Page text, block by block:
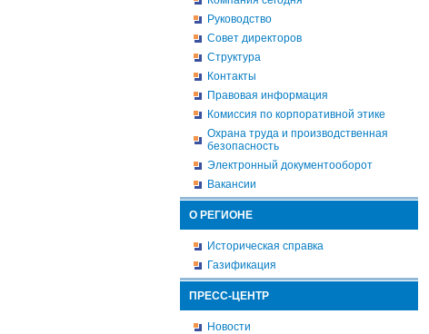
Руководство
Совет директоров
Структура
Контакты
Правовая информация
Комиссия по корпоративной этике
Охрана труда и производственная
безопасность
Электронный документооборот
Вакансии
О РЕГИОНЕ
Историческая справка
Газификация
ПРЕСС-ЦЕНТР
Новости